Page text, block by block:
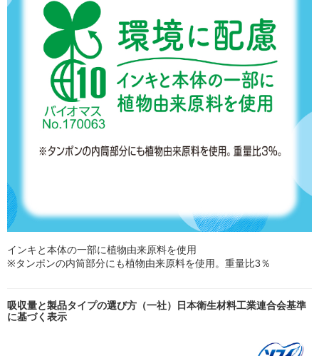
インキと本体の一部に植物由来原料を使用
※タンポンの内筒部分にも植物由来原料を使用。重量比3％
吸収量と製品タイプの選び方（一社）日本衛生材料工業連合会基準
に基づく表示